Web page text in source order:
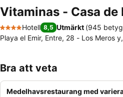
Vitaminas - Casa de
4 Stjärnor
Hotell 8,5 Utmärkt (945 betyg
Playa el Emir, Entre, 28 - Los Meros
Bra att veta
Medelhavsrestaurang med